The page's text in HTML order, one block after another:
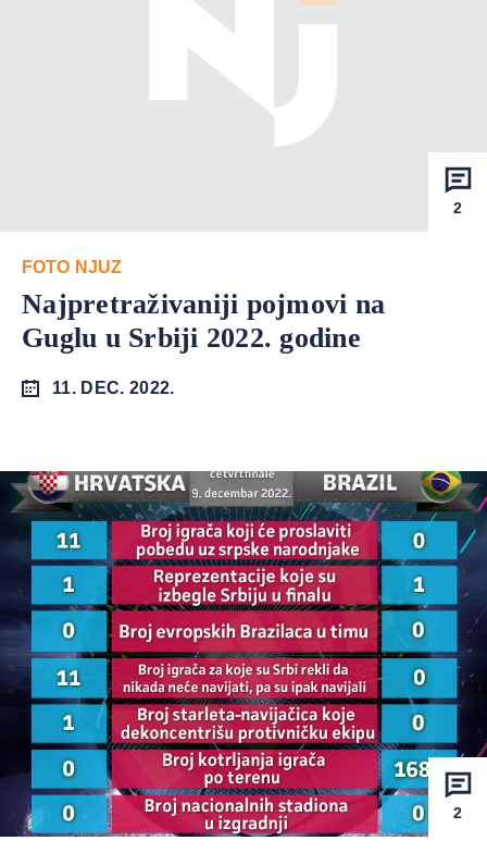
2
FOTO NJUZ
Najpretraživaniji pojmovi na
Guglu u Srbiji 2022. godine
11. DEC. 2022.
2